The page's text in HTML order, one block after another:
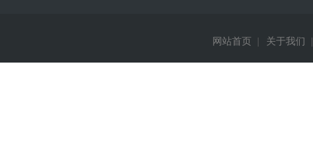
网站首页 关于我们